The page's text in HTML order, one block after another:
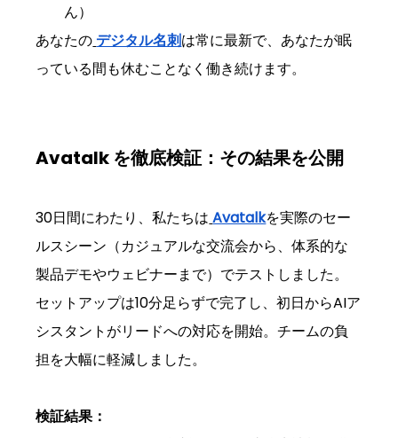
ん）
あなたの デジタル名刺は常に最新で、あなたが眠
っている間も休むことなく働き続けます。
Avatalk を徹底検証：その結果を公開
30日間にわたり、私たちは Avatalkを実際のセー
ルスシーン（カジュアルな交流会から、体系的な
製品デモやウェビナーまで）でテストしました。
セットアップは10分足らずで完了し、初日からAIア
シスタントがリードへの対応を開始。チームの負
担を大幅に軽減しました。
検証結果：